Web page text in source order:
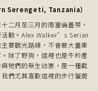
Serengeti, Tanzania）
二月至三月的南塞倫蓋蒂，
動。Alex Walker’s Serian
要觀光路線，不會被大量車
除了野狗，這裡也是牛羚產
牠們的新生幼崽，是一種截
們尤其喜歡這裡的步行獵遊